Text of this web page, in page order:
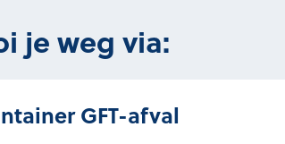
je weg via:
GFT-afval